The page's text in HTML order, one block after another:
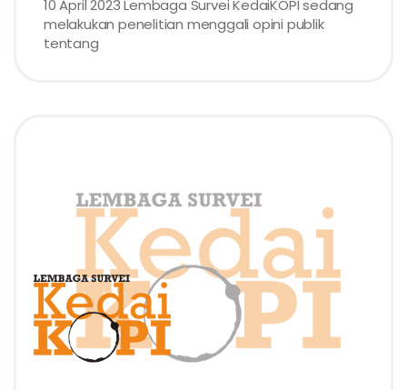
10 April 2023 Lembaga Survei KedaiKOPI sedang
melakukan penelitian menggali opini publik
tentang